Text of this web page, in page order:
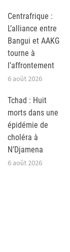
Centrafrique :
L’alliance entre
Bangui et AAKG
tourne à
l’affrontement
6 août 2026
Tchad : Huit
morts dans une
épidémie de
choléra à
N’Djamena
6 août 2026